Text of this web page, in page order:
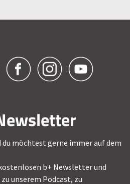
möchtest gerne immer auf dem
b+ Newsletter und
unserem Podcast, zu